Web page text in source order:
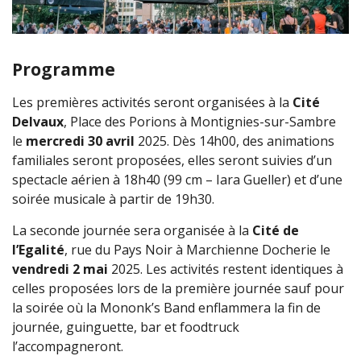
Programme
Les premières activités seront organisées à la Cité
Delvaux, Place des Porions à Montignies-sur-Sambre
le mercredi 30 avril 2025. Dès 14h00, des animations
familiales seront proposées, elles seront suivies d’un
spectacle aérien à 18h40 (99 cm – Iara Gueller) et d’une
soirée musicale à partir de 19h30.
La seconde journée sera organisée à la Cité de
l’Egalité, rue du Pays Noir à Marchienne Docherie le
vendredi 2 mai 2025. Les activités restent identiques à
celles proposées lors de la première journée sauf pour
la soirée où la Mononk’s Band enflammera la fin de
journée, guinguette, bar et foodtruck
l’accompagneront.